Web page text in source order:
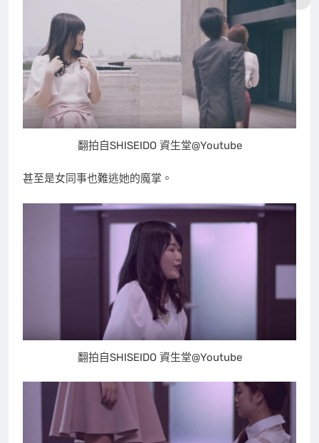
翻拍自SHISEIDO 資生堂@Youtube
甚至是女同事也難逃她的魔掌。
翻拍自SHISEIDO 資生堂@Youtube